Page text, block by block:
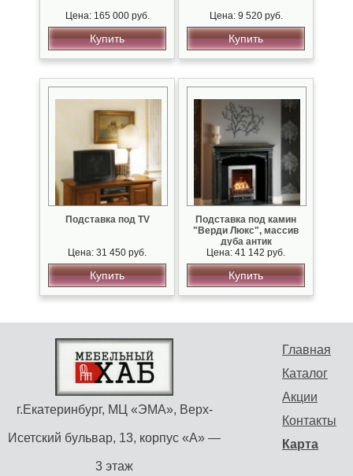
Цена: 165 000 руб.
Купить
Цена: 9 520 руб.
Купить
Подставка под TV
Цена: 31 450 руб.
Купить
Подставка под камин
"Верди Люкс", массив
дуба антик
Цена: 41 142 руб.
Купить
Главная
Каталог
Акции
Контакты
Карта
г.Екатеринбург, МЦ «ЭМА», Верх-
Исетский бульвар, 13, корпус «А» —
3 этаж